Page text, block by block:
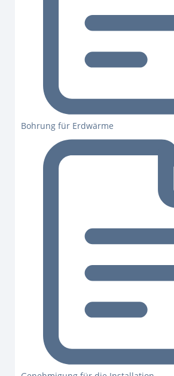
Bohrung für Erdwärme